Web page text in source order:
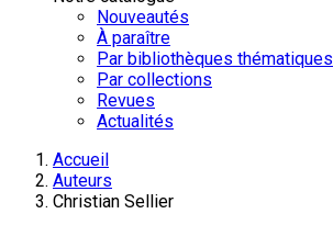
Nouveautés
À paraître
Par bibliothèques thématiques
Par collections
Revues
Actualités
Accueil
Auteurs
Christian Sellier